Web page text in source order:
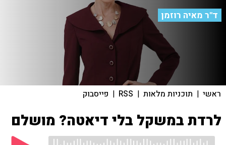
ד"ר מאיה רוזמן
ראשי | תוכניות מלאות |
RSS
| פייסבוק
לרדת במשקל בלי דיאטה? מושלם